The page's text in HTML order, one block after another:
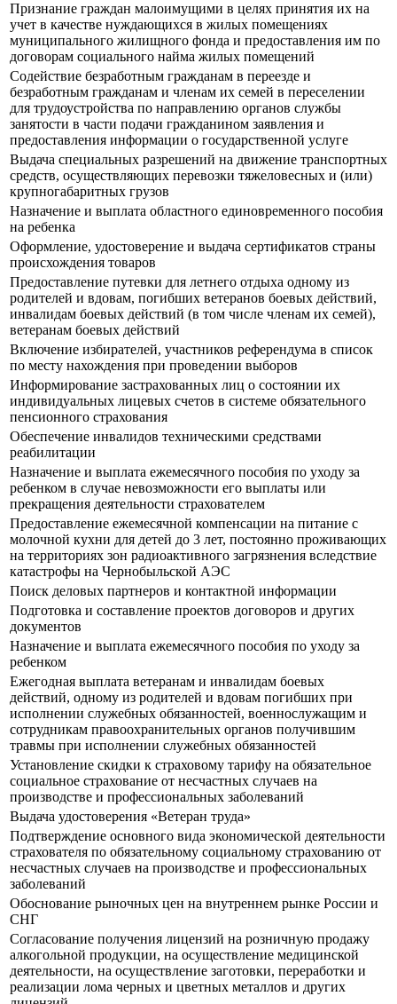
Признание граждан малоимущими в целях принятия их на
учет в качестве нуждающихся в жилых помещениях
муниципального жилищного фонда и предоставления им по
договорам социального найма жилых помещений
Содействие безработным гражданам в переезде и
безработным гражданам и членам их семей в переселении
для трудоустройства по направлению органов службы
занятости в части подачи гражданином заявления и
предоставления информации о государственной услуге
Выдача специальных разрешений на движение транспортных
средств, осуществляющих перевозки тяжеловесных и (или)
крупногабаритных грузов
Назначение и выплата областного единовременного пособия
на ребенка
Оформление, удостоверение и выдача сертификатов страны
происхождения товаров
Предоставление путевки для летнего отдыха одному из
родителей и вдовам, погибших ветеранов боевых действий,
инвалидам боевых действий (в том числе членам их семей),
ветеранам боевых действий
Включение избирателей, участников референдума в список
по месту нахождения при проведении выборов
Информирование застрахованных лиц о состоянии их
индивидуальных лицевых счетов в системе обязательного
пенсионного страхования
Обеспечение инвалидов техническими средствами
реабилитации
Назначение и выплата ежемесячного пособия по уходу за
ребенком в случае невозможности его выплаты или
прекращения деятельности страхователем
Предоставление ежемесячной компенсации на питание с
молочной кухни для детей до 3 лет, постоянно проживающих
на территориях зон радиоактивного загрязнения вследствие
катастрофы на Чернобыльской АЭС
Поиск деловых партнеров и контактной информации
Подготовка и составление проектов договоров и других
документов
Назначение и выплата ежемесячного пособия по уходу за
ребенком
Ежегодная выплата ветеранам и инвалидам боевых
действий, одному из родителей и вдовам погибших при
исполнении служебных обязанностей, военнослужащим и
сотрудникам правоохранительных органов получившим
травмы при исполнении служебных обязанностей
Установление скидки к страховому тарифу на обязательное
социальное страхование от несчастных случаев на
производстве и профессиональных заболеваний
Выдача удостоверения «Ветеран труда»
Подтверждение основного вида экономической деятельности
страхователя по обязательному социальному страхованию от
несчастных случаев на производстве и профессиональных
заболеваний
Обоснование рыночных цен на внутреннем рынке России и
СНГ
Согласование получения лицензий на розничную продажу
алкогольной продукции, на осуществление медицинской
деятельности, на осуществление заготовки, переработки и
реализации лома черных и цветных металлов и других